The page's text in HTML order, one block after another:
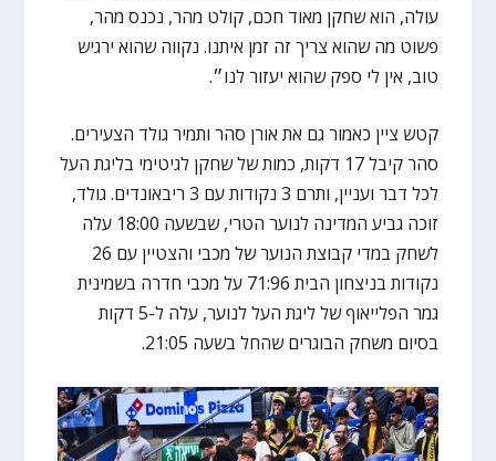
עולה, הוא שחקן מאוד חכם, קולט מהר, נכנס מהר,
פשוט מה שהוא צריך זה זמן איתנו. נקווה שהוא ירגיש
טוב, אין לי ספק שהוא יעזור לנו״.
קטש ציין כאמור גם את אורן סהר ותמיר גולד הצעירים.
סהר קיבל 17 דקות, כמות של שחקן לגיטימי בליגת העל
לכל דבר ועניין, ותרם 3 נקודות עם 3 ריבאונדים. גולד,
זוכה גביע המדינה לנוער הטרי, שבשעה 18:00 עלה
לשחק במדי קבוצת הנוער של מכבי והצטיין עם 26
נקודות בניצחון הבית 71:96 על מכבי חדרה בשמינית
גמר הפלייאוף של ליגת העל לנוער, עלה ל-5 דקות
בסיום משחק הבוגרים שהחל בשעה 21:05.